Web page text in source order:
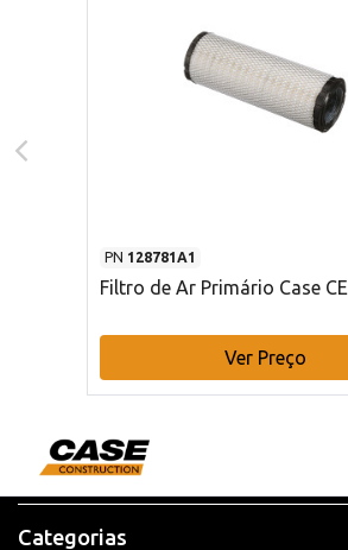
PN 128781A1
Filtro de Ar Primário Case CE
Ver Preço
Categorias